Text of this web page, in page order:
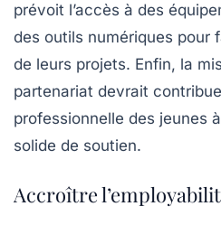
prévoit l’accès à des
des outils numériques pour
de leurs projets. Enfin, la
partenariat devrait
professionnelle des jeunes
solide de soutien.
Accroître